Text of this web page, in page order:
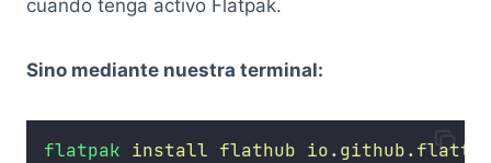
cuando tenga activo Flatpak.
Sino mediante nuestra terminal:
flatpak install flathub